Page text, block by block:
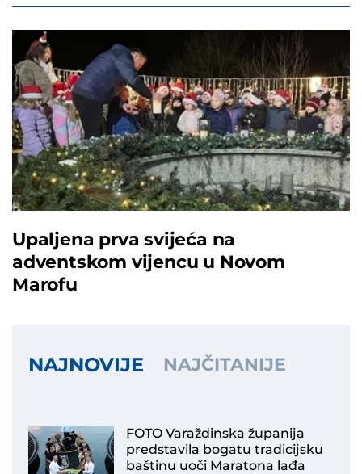
Upaljena prva svijeća na
adventskom vijencu u Novom
Marofu
NAJNOVIJE NAJČITANIJE
FOTO Varaždinska županija
predstavila bogatu tradicijsku
baštinu uoči Maratona lađa